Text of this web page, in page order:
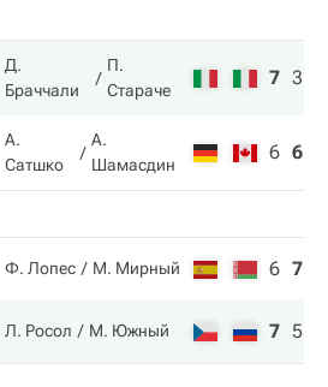
Д.
Браччали
П.
Стараче
7 3
А.
Сатшко
А.
Шамасдин
6 6
Ф. Лопес М. Мирный 6 7
Л. Росол М. Южный 7 5